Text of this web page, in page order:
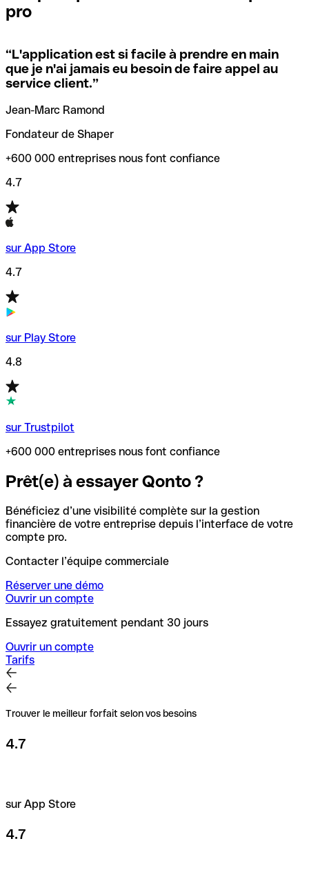
locales.
Si vous n'êtes pas sûr du code SWIFT que vous devriez
utiliser, nous avons développé un outil de recherche de
codes SWIFT par nom de banque.
vérification/recherche de codes SWIFT. Ainsi, vous pouvez
trouver et vérifier vos codes SWIFT avant de réaliser vos
transferts d’argent.
pro
“L'application est si facile à prendre en main
que je n'ai jamais eu besoin de faire appel au
service client.”
Jean-Marc Ramond
Fondateur de Shaper
+600 000 entreprises nous font confiance
4.7
sur App Store
4.7
sur Play Store
4.8
sur Trustpilot
+600 000 entreprises nous font confiance
Prêt(e) à essayer Qonto ?
Bénéficiez d’une visibilité complète sur la gestion
financière de votre entreprise depuis l’interface de votre
compte pro.
Contacter l’équipe commerciale
Réserver une démo
Ouvrir un compte
Essayez gratuitement pendant 30 jours
Ouvrir un compte
Tarifs
Trouver le meilleur forfait selon vos besoins
4.7
sur App Store
4.7